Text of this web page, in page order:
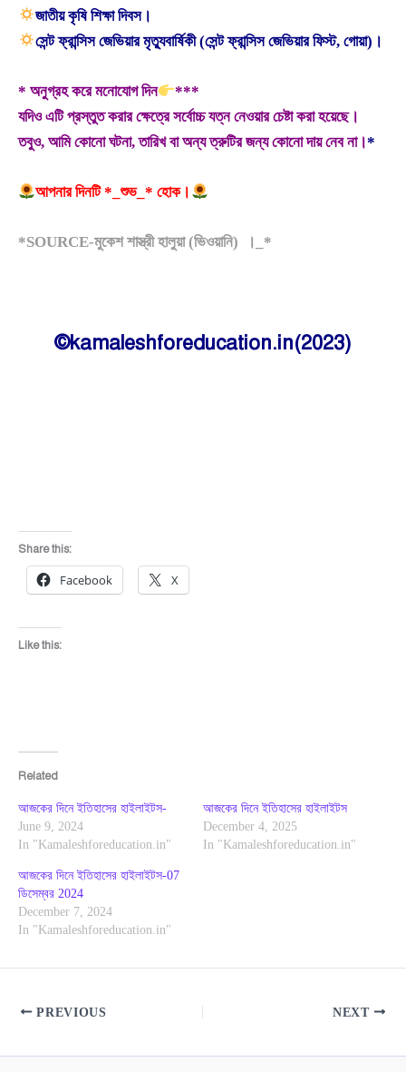
জাতীয় কৃষি শিক্ষা দিবস।
সেন্ট ফ্রান্সিস জেভিয়ার মৃত্যুবার্ষিকী (সেন্ট ফ্রান্সিস জেভিয়ার ফিস্ট, গোয়া)।
* অনুগ্রহ করে মনোযোগ দিন
***
যদিও এটি প্রস্তুত করার ক্ষেত্রে সর্বোচ্চ যত্ন নেওয়ার চেষ্টা করা হয়েছে।
তবুও, আমি কোনো ঘটনা, তারিখ বা অন্য ত্রুটির জন্য কোনো দায় নেব না।*
আপনার দিনটি *_শুভ_* হোক।
*SOURCE-মুকেশ শাস্ত্রী হালুয়া (ভিওয়ানি) ।_*
©kamaleshforeducation.in(2023)
Share this:
Facebook X
Like this:
Related
আজকের দিনে ইতিহাসের হাইলাইটস-
June 9, 2024
In "Kamaleshforeducation.in"
আজকের দিনে ইতিহাসের হাইলাইটস
December 4, 2025
In "Kamaleshforeducation.in"
আজকের দিনে ইতিহাসের হাইলাইটস-07
ডিসেম্বর 2024
December 7, 2024
In "Kamaleshforeducation.in"
PREVIOUS NEXT